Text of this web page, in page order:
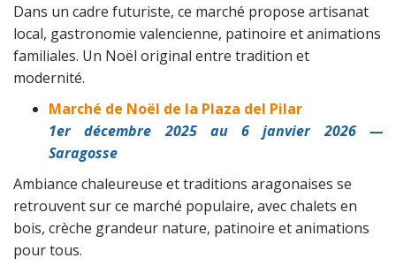
Dans un cadre futuriste, ce marché propose artisanat
local, gastronomie valencienne, patinoire et animations
familiales. Un Noël original entre tradition et
modernité.
Marché de Noël de la Plaza del Pilar
1er décembre 2025 au 6 janvier 2026 —
Saragosse
Ambiance chaleureuse et traditions aragonaises se
retrouvent sur ce marché populaire, avec chalets en
bois, crèche grandeur nature, patinoire et animations
pour tous.